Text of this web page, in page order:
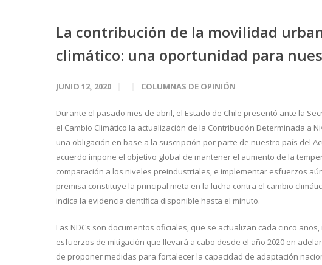
La contribución de la movilidad
climático: una oportunidad para
JUNIO 12, 2020 COLUMNAS DE OPINIÓN
Durante el pasado mes de abril, el Estado de Chile presentó ante la
el Cambio Climático la actualización de la Contribución Determinada a
una obligación en base a la suscripción por parte de nuestro país del
acuerdo impone el objetivo global de mantener el aumento de la
comparación a los niveles preindustriales, e implementar esfuerzos
premisa constituye la principal meta en la lucha contra el cambio
indica la evidencia científica disponible hasta el minuto.
Las NDCs son documentos oficiales, que se actualizan cada cinco
esfuerzos de mitigación que llevará a cabo desde el año 2020 en
de proponer medidas para fortalecer la capacidad de adaptación